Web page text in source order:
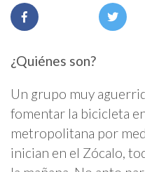
¿Quiénes son?
Un grupo muy
fomentar la bicicleta
metropolitana por
inician en el Zócalo,